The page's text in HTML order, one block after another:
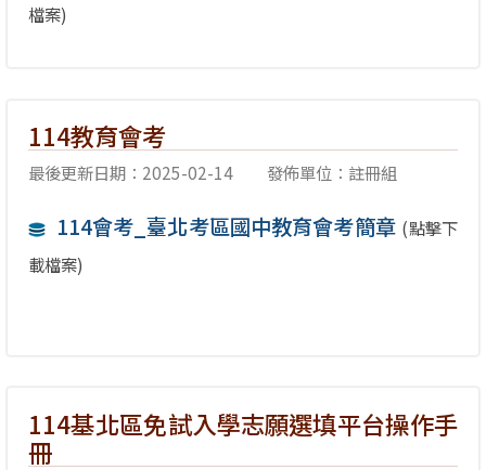
檔案)
114教育會考
最後更新日期：2025-02-14 發佈單位：註冊組
114會考_臺北考區國中教育會考簡章 (點擊下
載檔案)
114基北區免試入學志願選填平台操作手
冊